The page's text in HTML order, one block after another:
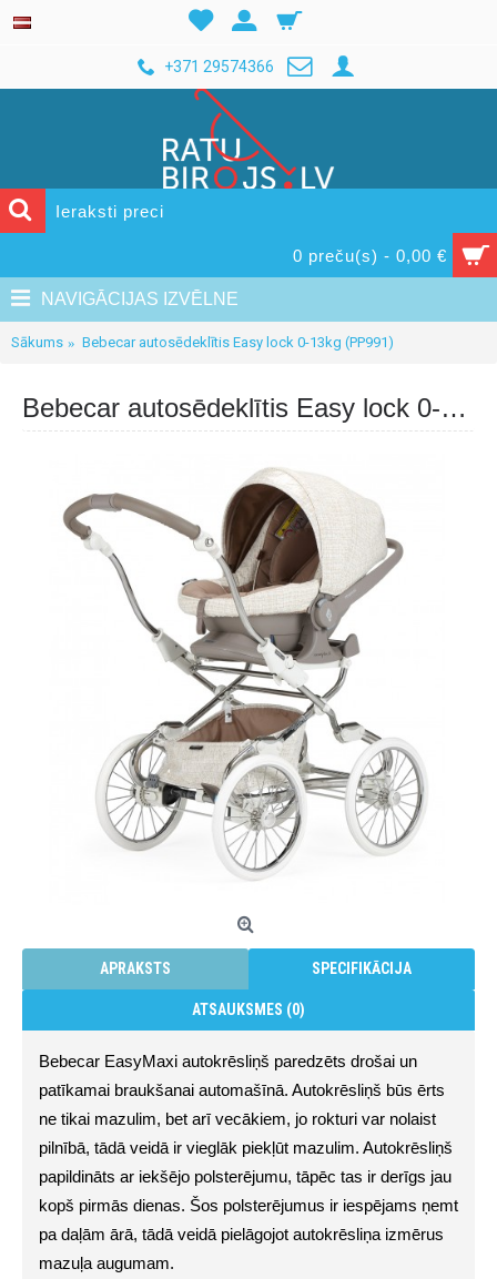
+371 29574366
0 preču(s) - 0,00 €
NAVIGĀCIJAS IZVĒLNE
Sākums Bebecar autosēdeklītis Easy lock 0-13kg (PP991)
Bebecar autosēdeklītis Easy lock 0-13kg (PP991)
APRAKSTS SPECIFIKĀCIJA
ATSAUKSMES (0)
Bebecar EasyMaxi autokrēsliņš paredzēts drošai un
patīkamai braukšanai automašīnā. Autokrēsliņš būs ērts
ne tikai mazulim, bet arī vecākiem, jo rokturi var nolaist
pilnībā, tādā veidā ir vieglāk piekļūt mazulim. Autokrēsliņš
papildināts ar iekšējo polsterējumu, tāpēc tas ir derīgs jau
kopš pirmās dienas. Šos polsterējumus ir iespējams ņemt
pa daļām ārā, tādā veidā pielāgojot autokrēsliņa izmērus
mazuļa augumam.